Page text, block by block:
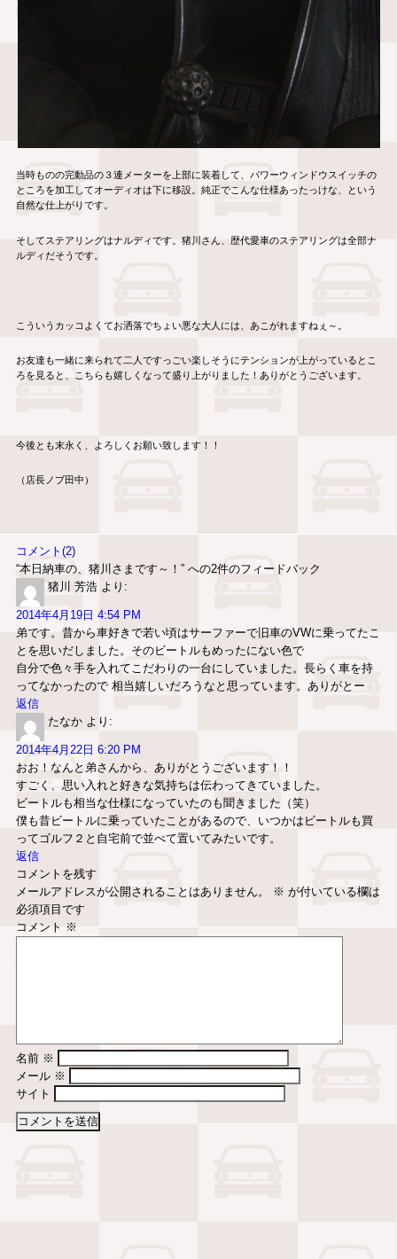
当時ものの完動品の３連メーターを上部に装着して、パワーウィンドウスイッチの
ところを加工してオーディオは下に移設。純正でこんな仕様あったっけな、という
自然な仕上がりです。
そしてステアリングはナルディです。猪川さん、歴代愛車のステアリングは全部ナ
ルディだそうです。
こういうカッコよくてお洒落でちょい悪な大人には、あこがれますねぇ～。
お友達も一緒に来られて二人ですっごい楽しそうにテンションが上がっているとこ
ろを見ると、こちらも嬉しくなって盛り上がりました！ありがとうございます。
今後とも末永く、よろしくお願い致します！！
（店長ノブ田中）
コメント(2)
“本日納車の、猪川さまです～！” への2件のフィードバック
猪川 芳浩 より:
2014年4月19日 4:54 PM
弟です。昔から車好きで若い頃はサーファーで旧車のVWに乗ってたこ
とを思いだしました。そのビートルもめったにない色で
自分で色々手を入れてこだわりの一台にしていました。長らく車を持
ってなかったので 相当嬉しいだろうなと思っています。ありがとー
返信
たなか より:
2014年4月22日 6:20 PM
おお！なんと弟さんから、ありがとうございます！！
すごく、思い入れと好きな気持ちは伝わってきていました。
ビートルも相当な仕様になっていたのも聞きました（笑）
僕も昔ビートルに乗っていたことがあるので、いつかはビートルも買
ってゴルフ２と自宅前で並べて置いてみたいです。
返信
コメントを残す
メールアドレスが公開されることはありません。
※ が付いている欄は
必須項目です
コメント ※
名前 ※
メール ※
サイト